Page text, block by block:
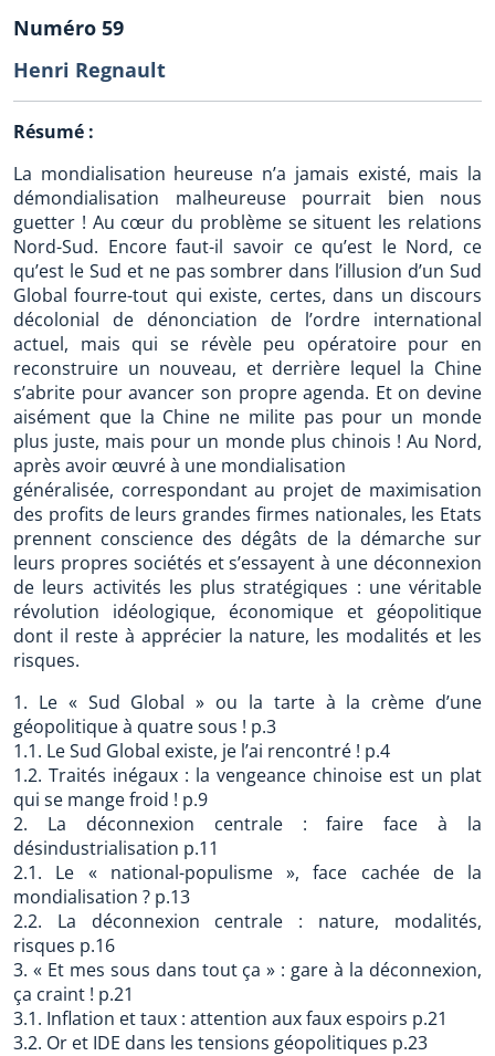
Numéro 59
Henri Regnault
Résumé :
La mondialisation heureuse n’a jamais existé, mais la
démondialisation malheureuse pourrait bien nous
guetter ! Au cœur du problème se situent les relations
Nord-Sud. Encore faut-il savoir ce qu’est le Nord, ce
qu’est le Sud et ne pas sombrer dans l’illusion d’un Sud
Global fourre-tout qui existe, certes, dans un discours
décolonial de dénonciation de l’ordre international
actuel, mais qui se révèle peu opératoire pour en
reconstruire un nouveau, et derrière lequel la Chine
s’abrite pour avancer son propre agenda. Et on devine
aisément que la Chine ne milite pas pour un monde
plus juste, mais pour un monde plus chinois ! Au Nord,
après avoir œuvré à une mondialisation
généralisée, correspondant au projet de maximisation
des profits de leurs grandes firmes nationales, les Etats
prennent conscience des dégâts de la démarche sur
leurs propres sociétés et s’essayent à une déconnexion
de leurs activités les plus stratégiques : une véritable
révolution idéologique, économique et géopolitique
dont il reste à apprécier la nature, les modalités et les
risques.
1. Le « Sud Global » ou la tarte à la crème d’une
géopolitique à quatre sous ! p.3
1.1. Le Sud Global existe, je l’ai rencontré ! p.4
1.2. Traités inégaux : la vengeance chinoise est un plat
qui se mange froid ! p.9
2. La déconnexion centrale : faire face à la
désindustrialisation p.11
2.1. Le « national-populisme », face cachée de la
mondialisation ? p.13
2.2. La déconnexion centrale : nature, modalités,
risques p.16
3. « Et mes sous dans tout ça » : gare à la déconnexion,
ça craint ! p.21
3.1. Inflation et taux : attention aux faux espoirs p.21
3.2. Or et IDE dans les tensions géopolitiques p.23